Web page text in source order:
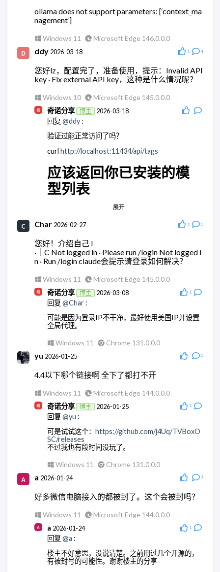
可以试试微信官方的claude机器人。
Windows 11 Chrome 148.0.0.0
wodty2026-05-28
有相关教学么，查了全都是ai。单纯消耗token太贵
了
Windows 11 Microsoft Edge 148.0.0.0
wodty2026-05-28
回复@奇诺分享
有相关教学么，查了全都是ai。单纯消耗token太贵
Windows 11
Microsoft Edge 148.0.0.0
奇诺分享
博主 2026-05-28
回复@wodty:
应该没有，都是集成大模型的。
回复@奇诺分享
集成没问题，但是全都跑大模型。有点贵。还是用
AstrBot api的方便点
Windows 11 Microsoft Edge 148.0.0.0
ollama does not support parameters: [‘context_ma
nagement’]
Windows 11 Microsoft Edge 146.0.0.0
ddy 2026-03-18 1 4
您好lz，配置完了，准备使用，提示：Invalid API
key · Fix external API key，这种是什么情况呢？
Windows 10
Microsoft Edge 145.0.0.0
奇诺分享
博主 2026-03-18
回复 @ddy :
验证过能正常访问了吗？
curl http://localhost:11434/api/tags
应该返回你已安装的模
型列表
Android Quince Tart
ddy2026-03-18
嗯，这里是正常的
Windows 10 Microsoft Edge 145.0.0.0
ddy2026-03-18
回复@奇诺分享 :
我重新来了一遍，现在可以了，非常感谢！！
Windows 10
Microsoft Edge 145.0.0.0
回复@ddy:
Android Quince Tart Chrome 146.0.0.0
展开
Char 2026-02-27 1 1
您好！介绍自己 l
·⎿C Not logged in · Please run /login Not logged i
n · Run /login claude会提示请登录如何解决？
Windows 11
Microsoft Edge 145.0.0.0
奇诺分享
博主 2026-03-08 1
回复 @Char :
可能是因为登录IP不干净，最好使用美国IP并设置
全局代理。
Windows 11 Chrome 131.0.0.0
yu 2026-01-25 1
4.4以下哪个链接啊 全下了都打不开
Windows 11
Microsoft Edge 144.0.0.0
奇诺分享
博主 2026-01-25 1
回复 @yu :
可是试试这个： https://github.com/j4Uq/TVBoxO
SC/releases
不过我也有段时间没玩了。
Windows 11 Chrome 131.0.0.0
a 2026-01-24 3
好多微信电脑接入的都被封了。这个会被封吗？
Windows 11
Microsoft Edge 144.0.0.0
a 2026-01-24 1
回复 @a :
楼主不好意思，没说清楚。之前用过几个开源的，
有被封号的可能性。谢谢楼主的分享